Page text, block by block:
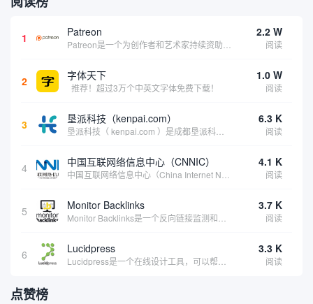
1 Patreon 2.2 W
阅读
2 字体天下
推荐！超过3万个中英文字体免费下载！
1.0 W
阅读
3 垦派科技（kenpai.com） 6.3 K
阅读
4 中国互联网络信息中心（CNNIC） 4.1 K
阅读
5 Monitor Backlinks 3.7 K
阅读
6 Lucidpress 3.3 K
阅读
点赞榜